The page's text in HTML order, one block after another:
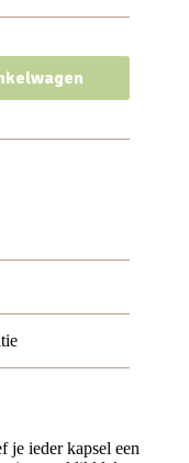
ieder kapsel een